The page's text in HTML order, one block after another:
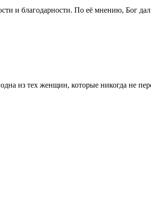
и благодарности. По её мнению, Бог
из тех женщин, которые никогда не